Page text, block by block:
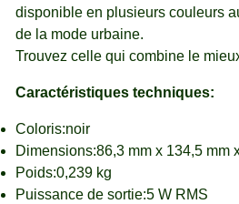
disponible en plusieurs couleurs
de la mode urbaine.
Trouvez celle qui combine le
Caractéristiques techniques:
Coloris:noir
Dimensions:86,3 mm x 134,5 mm
Poids:0,239 kg
Puissance de sortie:5 W RMS